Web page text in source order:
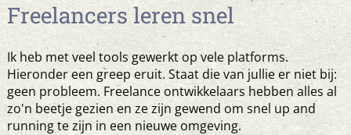
Freelancers leren snel
Ik heb met veel tools gewerkt op vele platforms.
Hieronder een greep eruit. Staat die van jullie er niet bij:
geen probleem. Freelance ontwikkelaars hebben alles al
zo'n beetje gezien en ze zijn gewend om snel up and
running te zijn in een nieuwe omgeving.